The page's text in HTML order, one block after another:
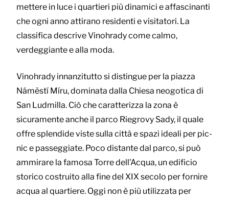
mettere in luce i quartieri più dinamici e affascinanti
che ogni anno attirano residenti e visitatori. La
classifica descrive Vinohrady come calmo,
verdeggiante e alla moda.
Vinohrady innanzitutto si distingue per la piazza
Náměstí Míru, dominata dalla Chiesa neogotica di
San Ludmilla. Ciò che caratterizza la zona è
sicuramente anche il parco Riegrovy Sady, il quale
offre splendide viste sulla città e spazi ideali per pic-
nic e passeggiate. Poco distante dal parco, si può
ammirare la famosa Torre dell’Acqua, un edificio
storico costruito alla fine del XIX secolo per fornire
acqua al quartiere. Oggi non è più utilizzata per